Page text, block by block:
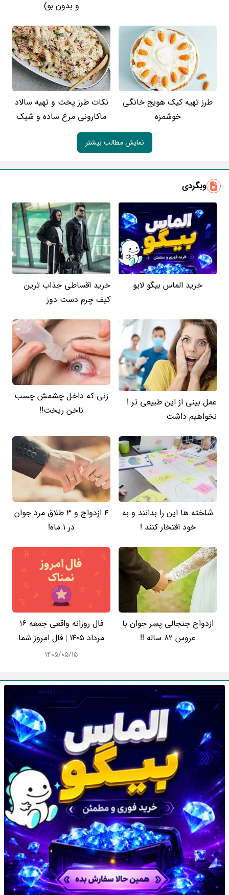
و بدون بو)
طرز تهیه کیک هویج خانگی
خوشمزه
نکات طرز پخت و تهیه سالاد
ماکارونی مرغ ساده و شیک
نمایش مطالب بیشتر
وبگردی
خرید الماس بیگو لایو
خرید اقساطی جذاب ترین
کیف چرم دست دوز
عمل بینی از این طبیعی تر !
نخواهیم داشت
زنی که داخل چشمش چسب
ناخن ریخت!!
شلخته ها این را بدانند و به
خود افتخار کنند !
4 ازدواج و 3 طلاق مرد جوان
در 1 ماه!
ازدواج جنجالی پسر جوان با
عروس 82 ساله !!
فال روزانه واقعی جمعه ۱۶
مرداد ۱۴۰۵ | فال امروز شما
۱۴۰۵/۰۵/۱۵